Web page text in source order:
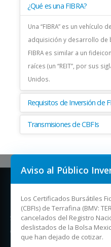
¿Qué es una FIBRA?
Una “FIBRA” es un vehículo
adquisición y desarrollo de
FIBRA es similar a un
raíces (un “REIT”, por sus
Unidos.
Requisitos de Inversión de
Transmisiones de CBFIs
Aviso al Público
Los Certificados Bursátiles
(CBFIs) de Terrafina (BMV:
cancelados del Registro
deslistados de la Bolsa
que han dejado de cotizar.
Mantente informado
Suscríbase a nuestro boletín en
e-mail información relacionada a